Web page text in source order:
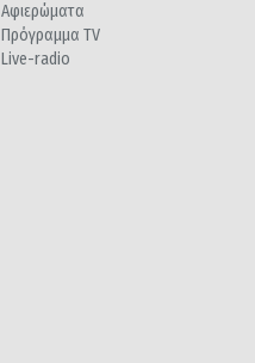
Αφιερώματα
Πρόγραμμα TV
Live-radio